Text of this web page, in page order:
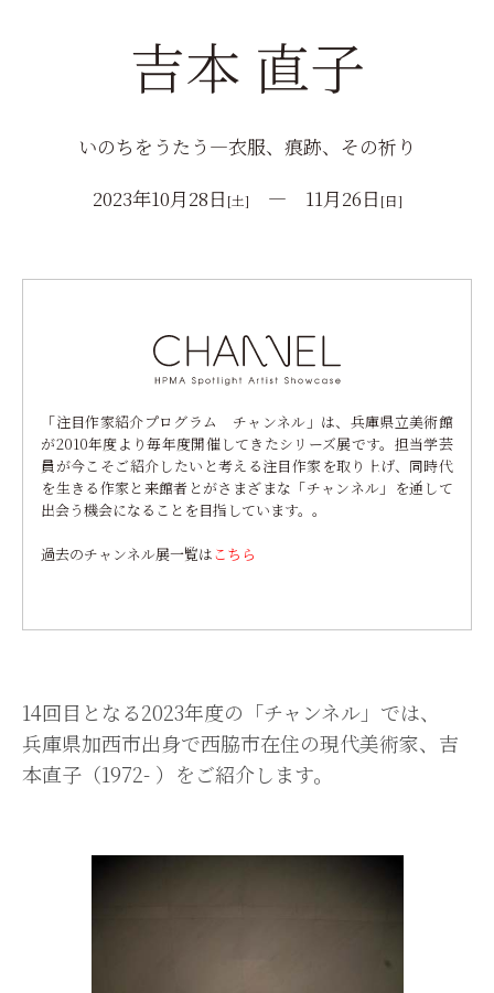
吉本 直子
いのちをうたう―衣服、痕跡、その祈り
2023年10月28日 [土] ― 11月26日 [日]
「注目作家紹介プログラム チャンネル」は、兵庫県立美術館
が2010年度より毎年度開催してきたシリーズ展です。担当学芸
員が今こそご紹介したいと考える注目作家を取り上げ、同時代
を生きる作家と来館者とがさまざまな「チャンネル」を通して
出会う機会になることを目指しています。。
過去のチャンネル展一覧はこちら
14回目となる2023年度の「チャンネル」では、
兵庫県加西市出身で西脇市在住の現代美術家、吉
本直子（1972- ）をご紹介します。